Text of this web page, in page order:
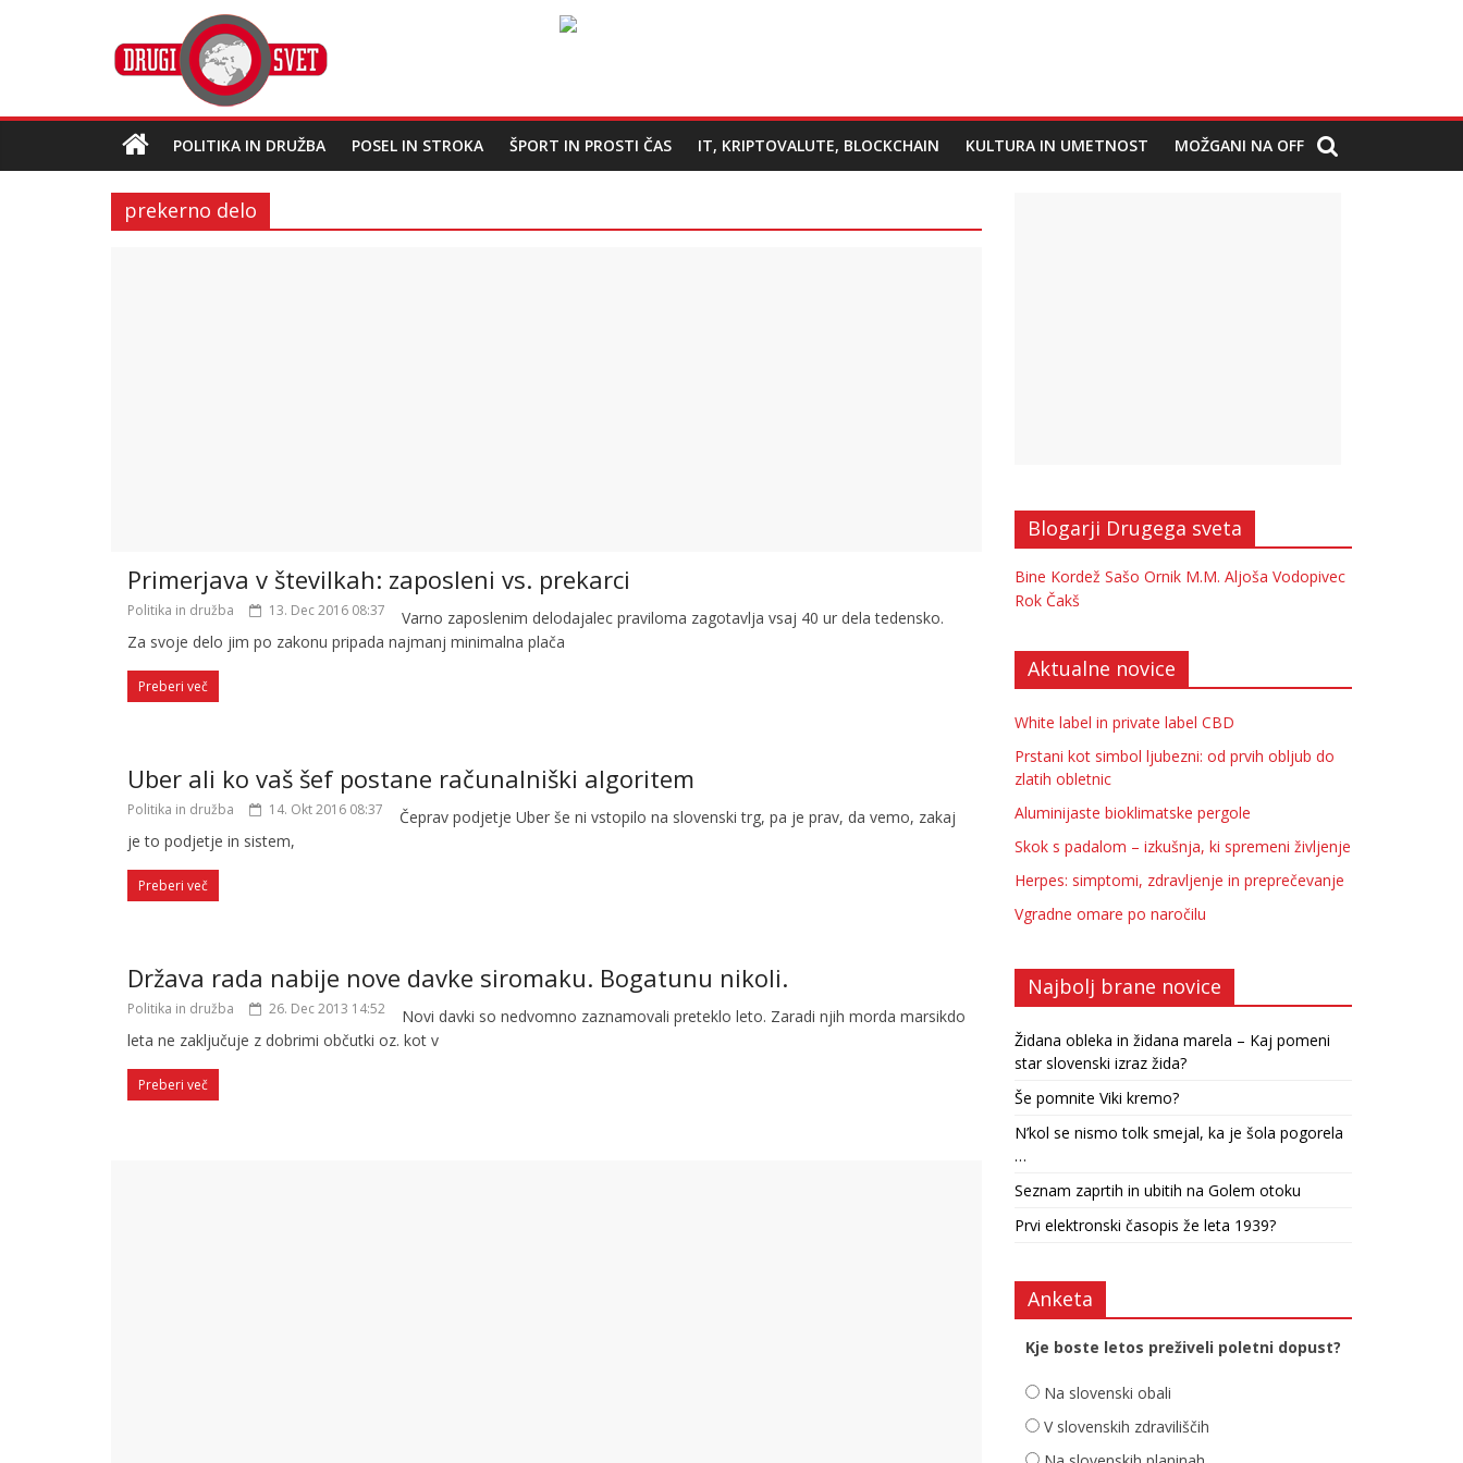
POLITIKA IN DRUŽBA POSEL IN STROKA ŠPORT IN PROSTI ČAS IT, KRIPTOVALUTE, BLOCKCHAIN KULTURA IN UMETNOST MOŽGANI NA OFF
prekerno delo
Primerjava v številkah: zaposleni vs. prekarci
Politika in družba 13. Dec 2016 08:37
Varno zaposlenim delodajalec praviloma zagotavlja vsaj 40 ur dela tedensko.
Za svoje delo jim po zakonu pripada najmanj minimalna plača
Preberi več
Uber ali ko vaš šef postane računalniški algoritem
Politika in družba 14. Okt 2016 08:37
Čeprav podjetje Uber še ni vstopilo na slovenski trg, pa je prav, da vemo, zakaj
je to podjetje in sistem,
Preberi več
Država rada nabije nove davke siromaku. Bogatunu nikoli.
Politika in družba 26. Dec 2013 14:52
Novi davki so nedvomno zaznamovali preteklo leto. Zaradi njih morda marsikdo
leta ne zaključuje z dobrimi občutki oz. kot v
Preberi več
Blogarji Drugega sveta
Bine Kordež Sašo Ornik M.M. Aljoša Vodopivec
Rok Čakš
Aktualne novice
White label in private label CBD
Prstani kot simbol ljubezni: od prvih obljub do
zlatih obletnic
Aluminijaste bioklimatske pergole
Skok s padalom – izkušnja, ki spremeni življenje
Herpes: simptomi, zdravljenje in preprečevanje
Vgradne omare po naročilu
Najbolj brane novice
Židana obleka in židana marela – Kaj pomeni
star slovenski izraz žida?
Še pomnite Viki kremo?
N’kol se nismo tolk smejal, ka je šola pogorela
…
Seznam zaprtih in ubitih na Golem otoku
Prvi elektronski časopis že leta 1939?
Anketa
Kje boste letos preživeli poletni dopust?
Na slovenski obali
V slovenskih zdraviliščih